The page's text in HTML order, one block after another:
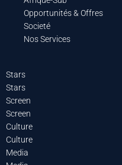
Opportunités & Offres
Societé
Nos Services
Stars
Stars
Screen
Screen
Culture
Culture
Media